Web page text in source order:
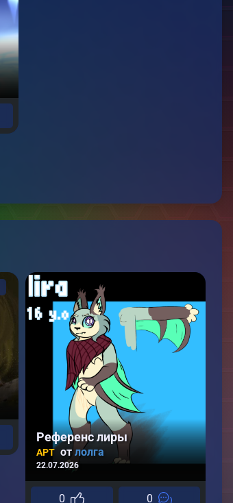
Референс лиры
АРТ отлолга
22.07.2026
0 0